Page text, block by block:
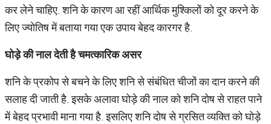
कर लेने चाहिए. शनि के कारण आ रहीं आर्थिक मुश्किलों को दूर करने के
लिए ज्‍योतिष में बताया गया एक उपाय बेहद कारगर है.
घोड़ेकीनालदेतीहैचमत्कारिकअसर
शनि के प्रकोप से बचने के लिए शनि से संबंधित चीजों का दान करने की
सलाह दी जाती है. इसके अलावा घोड़े की नाल को शनि दोष से राहत पाने
में बेहद प्रभावी माना गया है. इसलिए शनि दोष से ग्रसित व्‍यक्ति को घोड़े